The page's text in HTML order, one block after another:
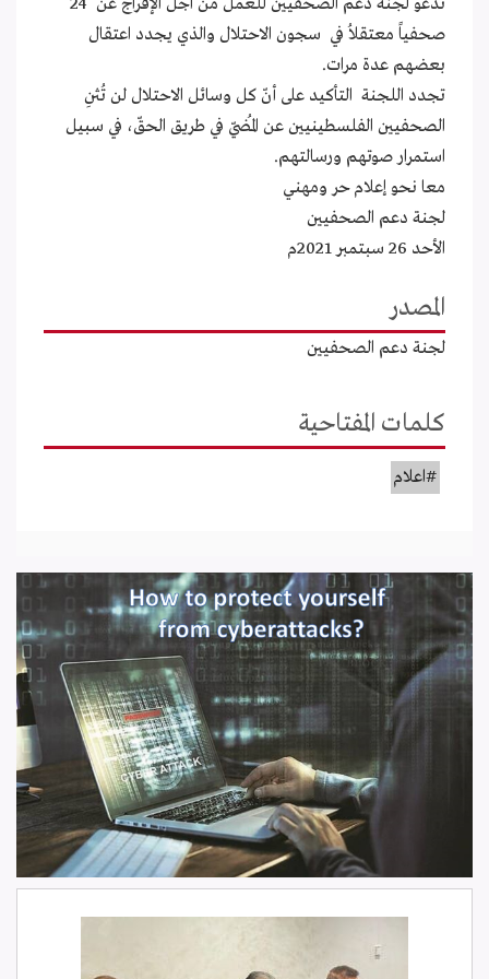
تدعو لجنة دعم الصحفيين للعمل من أجل الإفراج عن 24
صحفياً معتقلاُ في سجون الاحتلال والذي يجدد اعتقال
بعضهم عدة مرات.
تجدد اللجنة التأكيد على أنّ كل وسائل الاحتلال لن تُثنِ
الصحفيين الفلسطينيين عن المُضيّ في طريق الحقّ، في سبيل
استمرار صوتهم ورسالتهم.
معا نحو إعلام حر ومهني
لجنة دعم الصحفيين
الأحد 26 سبتمبر 2021م
المصدر
لجنة دعم الصحفيين
كلمات المفتاحية
#اعلام